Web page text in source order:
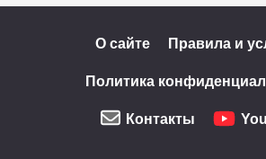
О сайте Правила и
Политика
Контакты